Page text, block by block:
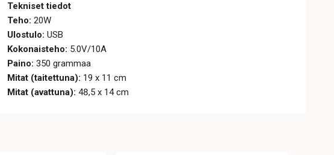
Tekniset tiedot
Teho: 20W
Ulostulo: USB
Kokonaisteho: 5.0V/10A
Paino: 350 grammaa
Mitat (taitettuna): 19 x 11 cm
Mitat (avattuna): 48,5 x 14 cm